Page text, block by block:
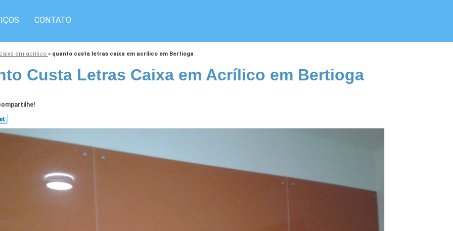
CONTATO
em acrílico » quanto custa letras caixa em acrílico em Bertioga
Custa Letras Caixa em Acrílico em Bertioga